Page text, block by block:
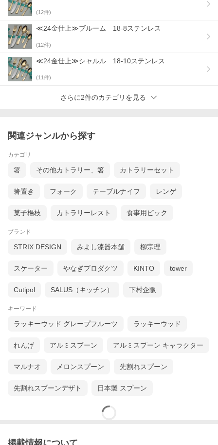
(12件)
≪24金仕上≫ブルーム 18-8ステンレス
(12件)
≪24金仕上≫シャルル 18‐10ステンレス
(11件)
さらに2件のカテゴリを見る
関連ジャンルから探す
カテゴリ
箸 その他カトラリー、箸 カトラリーセット
箸置き フォーク テーブルナイフ レンゲ
菓子楊枝 カトラリーレスト 食事用ピック
ブランド
STRIX DESIGN みよし漆器本舗 柳宗理
スケーター やなぎプロダクツ KINTO tower
Cutipol SALUS（キッチン） 下村企販
キーワード
ラッキーウッド グレープフルーツ ラッキーウッド
れんげ アルミスプーン アルミスプーン キャラクター
マルナオ メロンスプーン 先割れスプーン
先割れスプーンデザト 日本製 スプーン